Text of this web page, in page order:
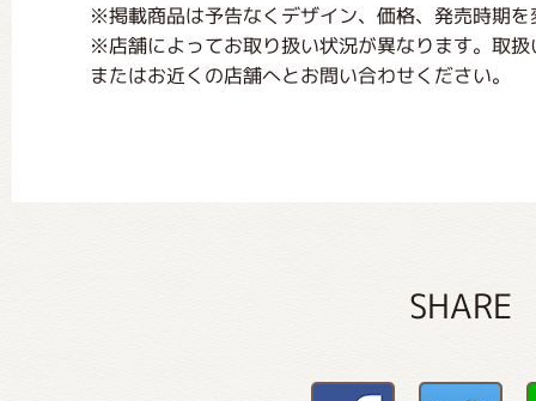
※掲載商品は予告なくデザイン、価格、発売時期
※店舗によってお取り扱い状況が異なります。取
またはお近くの店舗へとお問い合わせください。
SHARE